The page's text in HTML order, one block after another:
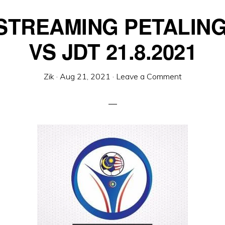
VS JDT 21.8.2021
Zik· Aug 21, 2021 · Leave a Comment